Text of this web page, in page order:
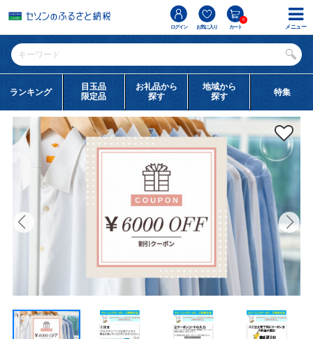
ログイン お気に入り カート
0
ランキング
目玉品
限定品
お礼品から
探す
地域から
探す
特集
メニュー